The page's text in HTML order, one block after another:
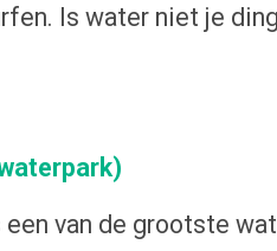
Is water niet je
van de grootste